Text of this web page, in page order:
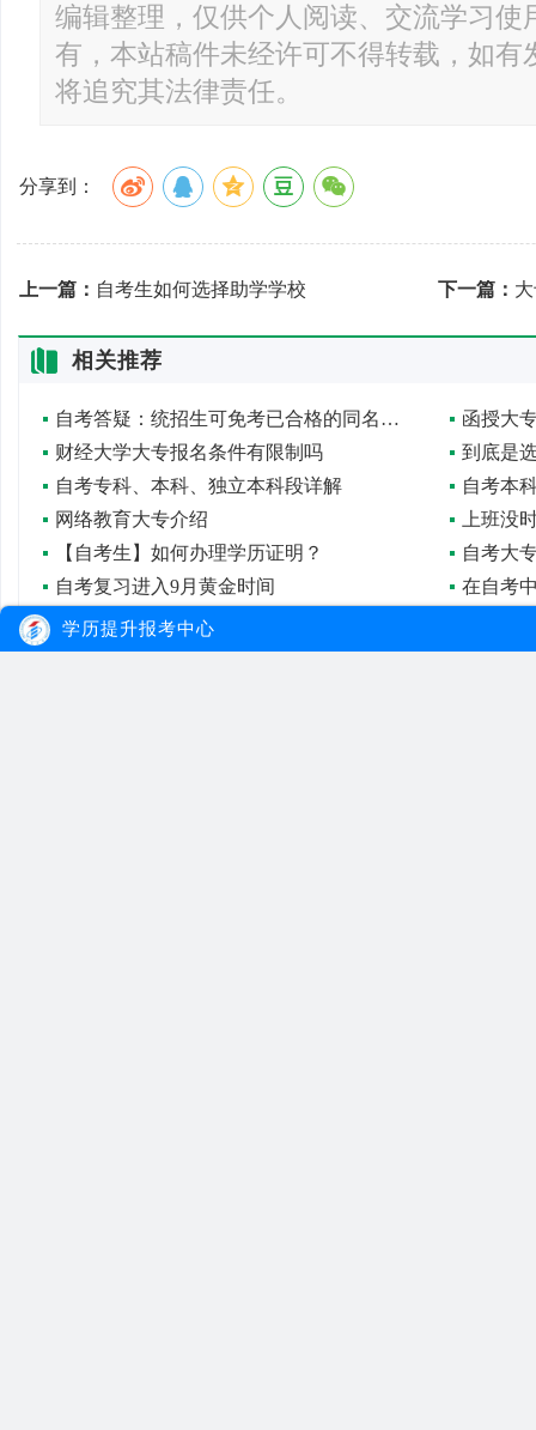
编辑整理，仅供个人阅读、交流学习使
有，本站稿件未经许可不得转载，如有
将追究其法律责任。
分享到：
上一篇： 自考生如何选择助学学校 下一篇：
相关推荐
自考答疑：统招生可免考已合格的同名课程
财经大学大专报名条件有限制吗
到底是
自考专科、本科、独立本科段详解
自考本
网络教育大专介绍
上班没
【自考生】如何办理学历证明？
自考大
自考复习进入9月黄金时间
在自考
学历提升报考中心